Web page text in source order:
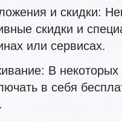
и скидки:
скидки и
или сервисах.
В некоторых
в себя